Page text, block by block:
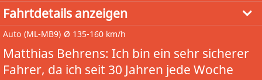
Fahrtdetails anzeigen
Auto (ML-MB9) Ø 135-160 km/h
Matthias Behrens: Ich bin ein sehr sicherer
Fahrer, da ich seit 30 Jahren jede Woche